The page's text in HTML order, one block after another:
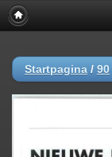
Startpagina / 90